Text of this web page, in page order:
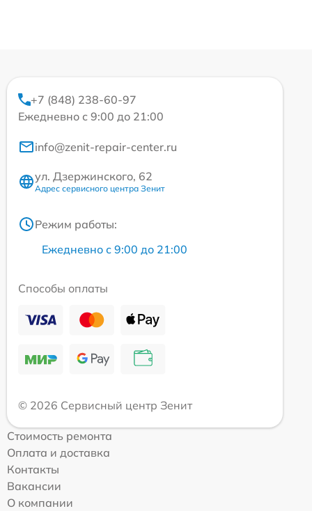
+7 (848) 238-60-97
Ежедневно с 9:00 до 21:00
info@zenit-repair-center.ru
ул. Дзержинского, 62
Адрес сервисного центра Зенит
Режим работы:
Ежедневно с 9:00 до 21:00
Способы оплаты
© 2026 Сервисный центр Зенит
Стоимость ремонта
Оплата и доставка
Контакты
Вакансии
О компании